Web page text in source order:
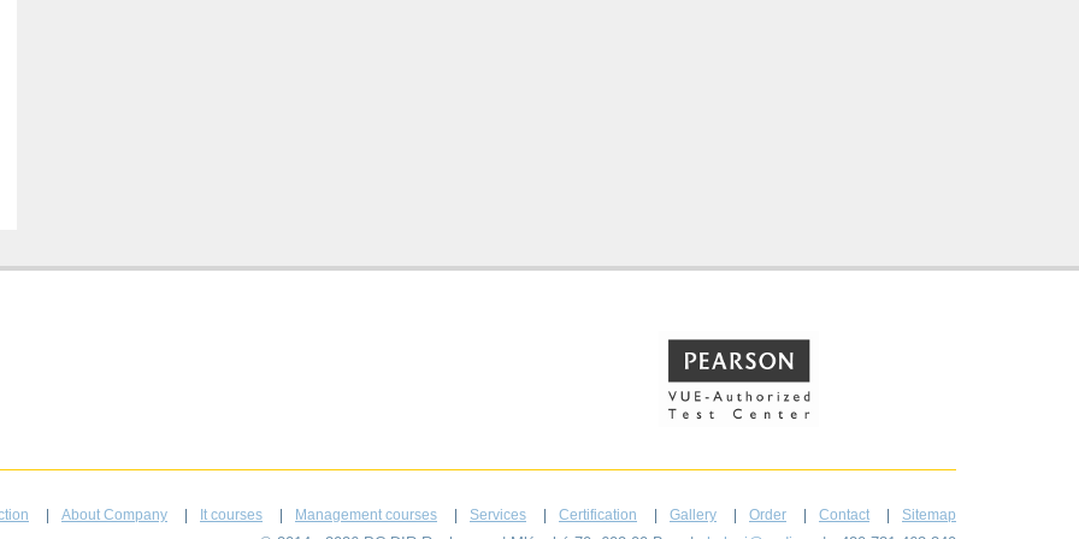
About Company It courses Management courses Services Certification Gallery Order Contact Sitemap